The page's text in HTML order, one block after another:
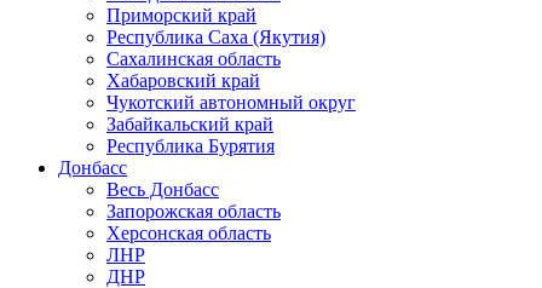
Приморский край
Республика Саха (Якутия)
Сахалинская область
Хабаровский край
Чукотский автономный округ
Забайкальский край
Республика Бурятия
Донбасс
Весь Донбасс
Запорожская область
Херсонская область
ЛНР
ДНР